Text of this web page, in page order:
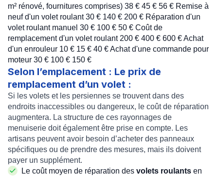
m² rénové, fournitures comprises) 38 € 45 € 56 € Remise à
neuf d'un volet roulant 30 € 140 € 200 € Réparation d'un
volet roulant manuel 30 € 100 € 50 € Coût de
remplacement d'un volet roulant 200 € 400 € 600 € Achat
d'un enrouleur 10 € 15 € 40 € Achat d'une commande pour
moteur 30 € 100 € 150 €
Selon l’emplacement : Le prix de
remplacement d’un volet :
Si les volets et les persiennes se trouvent dans des
endroits inaccessibles ou dangereux, le coût de réparation
augmentera. La structure de ces rayonnages de
menuiserie doit également être prise en compte. Les
artisans peuvent avoir besoin d’acheter des panneaux
spécifiques ou de prendre des mesures, mais ils doivent
payer un supplément.
Le coût moyen de réparation des volets roulants en